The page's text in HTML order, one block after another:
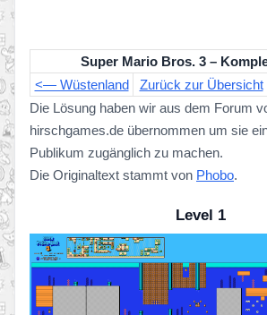
Super Mario Bros. 3 –
<— Wüstenland
Zurück zur Übersicht
Die Lösung haben wir aus dem Forum
hirschgames.de übernommen um sie
Publikum zugänglich zu machen.
Die Originaltext stammt von Phobo.
Level 1